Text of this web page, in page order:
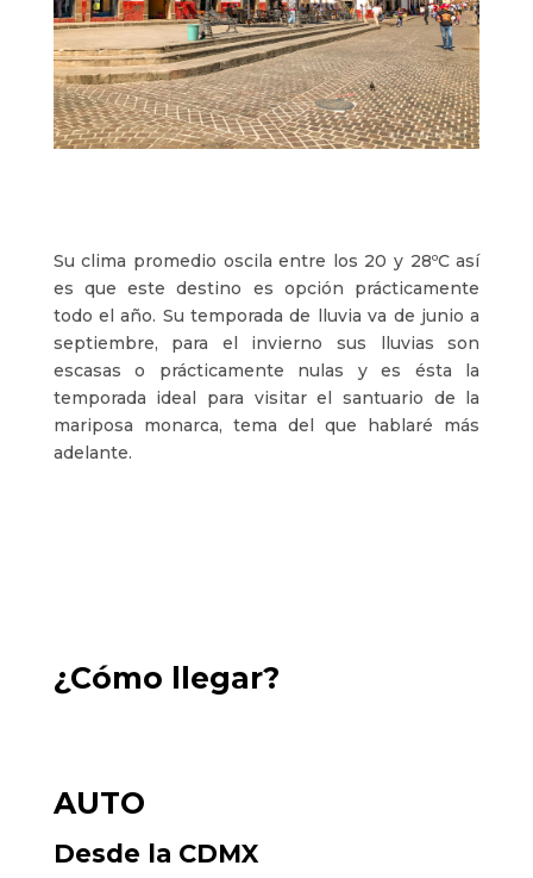
Su clima promedio oscila entre los 20 y 28ºC así
es que este destino es opción prácticamente
todo el año. Su temporada de lluvia va de junio a
septiembre, para el invierno sus lluvias son
escasas o prácticamente nulas y es ésta la
temporada ideal para visitar el santuario de la
mariposa monarca, tema del que hablaré más
adelante.
¿Cómo llegar?
AUTO
Desde la CDMX